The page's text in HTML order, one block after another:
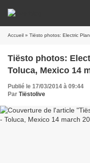
Accueil » Tiësto photos: Electric
Tiësto photos:
Toluca, Mexico 14
Publié le 17/03/2014 à 09:44
Par Tiëstolive